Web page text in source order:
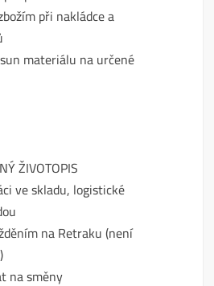
při nakládce a
materiálu na určené
ŽIVOTOPIS
ve skladu, logistické
na Retraku (není
na směny